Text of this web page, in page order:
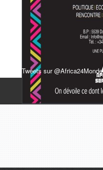
Tweets sur @Africa24Monde